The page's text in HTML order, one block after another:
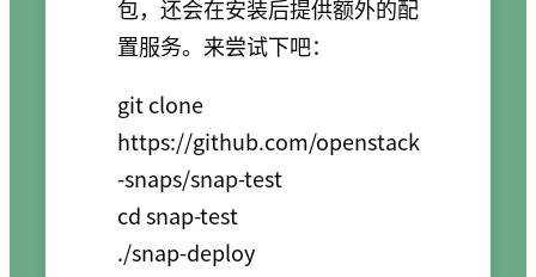
包，还会在安装后提供额外的配
置服务。来尝试下吧：
git clone
https://github.com/openstack
-snaps/snap-test
cd snap-test